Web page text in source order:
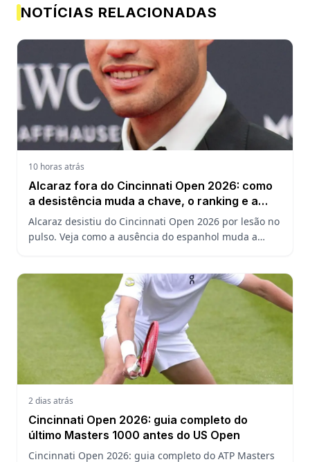
NOTÍCIAS RELACIONADAS
10 horas atrás
Alcaraz fora do Cincinnati Open 2026: como
a desistência muda a chave, o ranking e a
defesa do US Open
Alcaraz desistiu do Cincinnati Open 2026 por lesão no
pulso. Veja como a ausência do espanhol muda a
2 dias atrás
Cincinnati Open 2026: guia completo do
último Masters 1000 antes do US Open
Cincinnati Open 2026: guia completo do ATP Masters